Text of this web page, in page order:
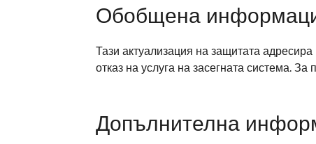
Обобщена
Тази актуализация на защитата
отказ на услуга на засегната система.
Допълнителна